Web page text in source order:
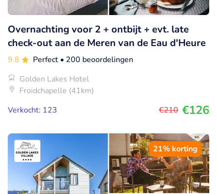
Overnachting voor 2 + ontbijt + evt. late
check-out aan de Meren van de Eau d'Heure
9.8 Perfect • 200 beoordelingen
Golden Lakes Hotel
Froidchapelle (41km)
Verkocht: 123
€210 €126
21% korting